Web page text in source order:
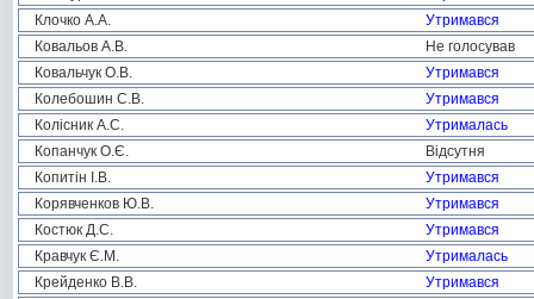
Клочко А.А.
Утримався
Ковальов А.В.
Не голосував
Ковальчук О.В.
Утримався
Колебошин С.В.
Утримався
Колісник А.С.
Утрималась
Копанчук О.Є.
Відсутня
Копитін І.В.
Утримався
Корявченков Ю.В.
Утримався
Костюк Д.С.
Утримався
Кравчук Є.М.
Утрималась
Крейденко В.В.
Утримався